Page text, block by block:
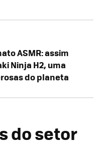
ASMR: assim
Ninja H2, uma
do planeta
do setor